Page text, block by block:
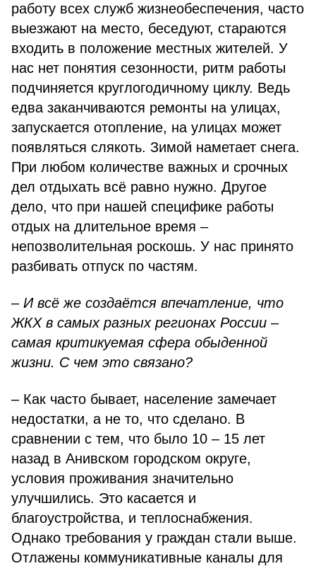
работу всех служб жизнеобеспечения, часто
выезжают на место, беседуют, стараются
входить в положение местных жителей. У
нас нет понятия сезонности, ритм работы
подчиняется круглогодичному циклу. Ведь
едва заканчиваются ремонты на улицах,
запускается отопление, на улицах может
появляться слякоть. Зимой наметает снега.
При любом количестве важных и срочных
дел отдыхать всё равно нужно. Другое
дело, что при нашей специфике работы
отдых на длительное время –
непозволительная роскошь. У нас принято
разбивать отпуск по частям.
– И всё же создаётся впечатление, что
ЖКХ в самых разных регионах России –
самая критикуемая сфера обыденной
жизни. С чем это связано?
– Как часто бывает, население замечает
недостатки, а не то, что сделано. В
сравнении с тем, что было 10 – 15 лет
назад в Анивском городском округе,
условия проживания значительно
улучшились. Это касается и
благоустройства, и теплоснабжения.
Однако требования у граждан стали выше.
Отлажены коммуникативные каналы для